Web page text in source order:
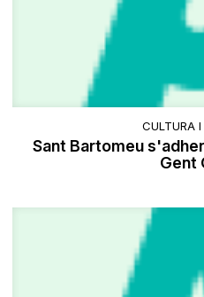
CULTURA
Sant Bartomeu
Gent